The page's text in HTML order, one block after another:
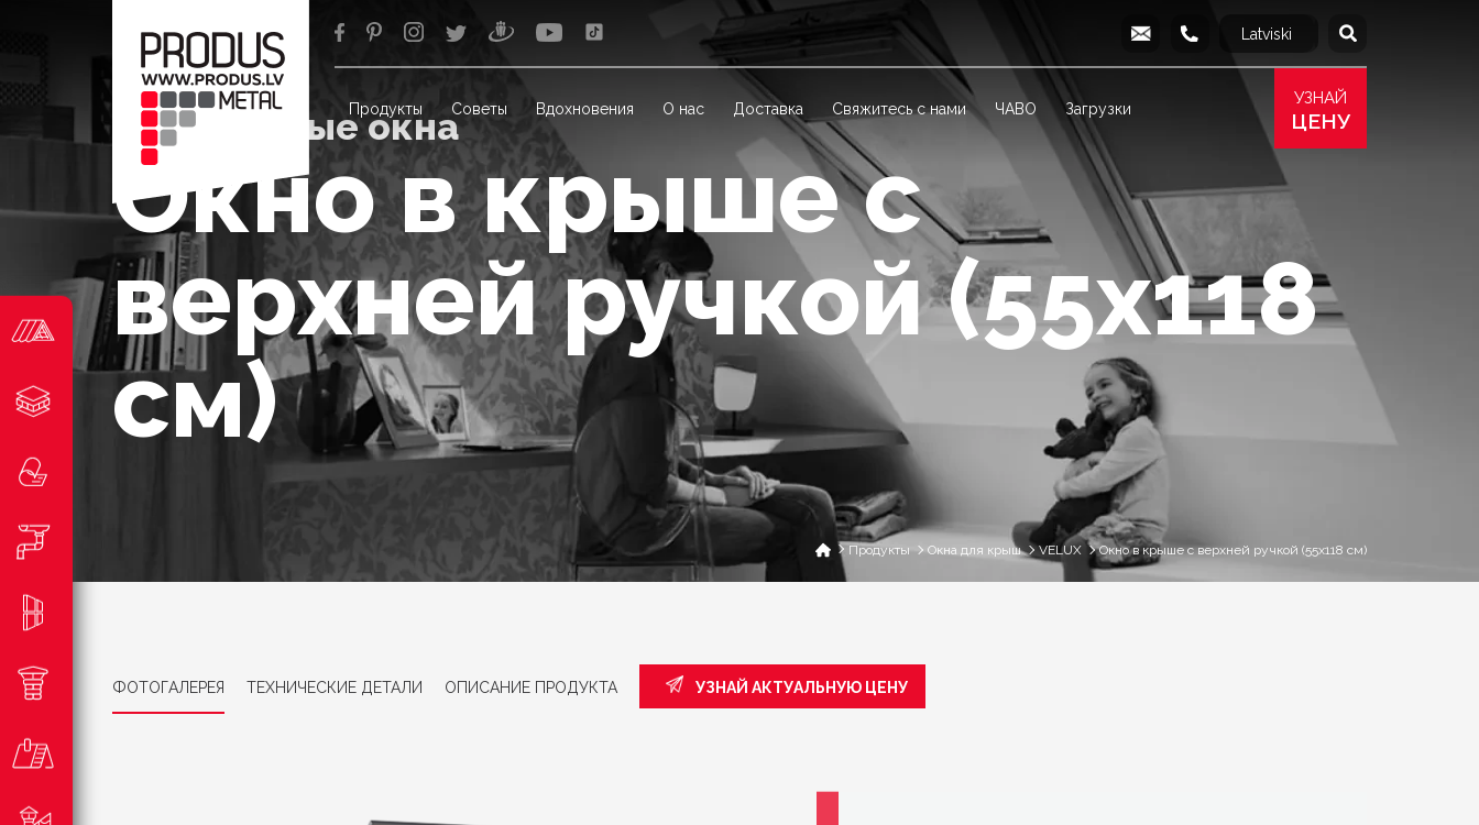
info@produs.lv
277 03 577 277 68 177
Latviski English
Продукты Советы Вдохновения О нас Доставка Свяжитесь с нами ЧАВО Загрузки
УЗНАЙ
ЦЕНУ
Мансардные окна
Окно в крыше с
верхней ручкой (55x118
см)
Продукты Окна для крыш VELUX Окно в крыше с верхней ручкой (55x118 см)
ФОТОГАЛЕРЕЯ ТЕХНИЧЕСКИЕ ДЕТАЛИ ОПИСАНИЕ ПРОДУКТА УЗНАЙ АКТУАЛЬНУЮ ЦЕНУ